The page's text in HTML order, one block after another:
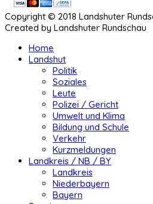
Copyright © 2018 Landshuter
Created by Landshuter Rundschau
Home
Landshut
Politik
Soziales
Leute
Polizei / Gericht
Umwelt und Klima
Bildung und Schule
Verkehr
Kurzmeldungen
Landkreis / NB / BY
Landkreis
Niederbayern
Bayern